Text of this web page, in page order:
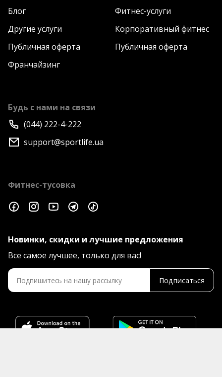
Блог
Фитнес-услуги
Другие услуги
Корпоративный фитнес
Публичная оферта
Публичная оферта
Франчайзинг
Будь с нами на связи
(044) 222-4-222
support@sportlife.ua
Фитнес-тусовка
Новинки, скидки и лучшие предложения
Все самое лучшее, только для вас!
Подписаться